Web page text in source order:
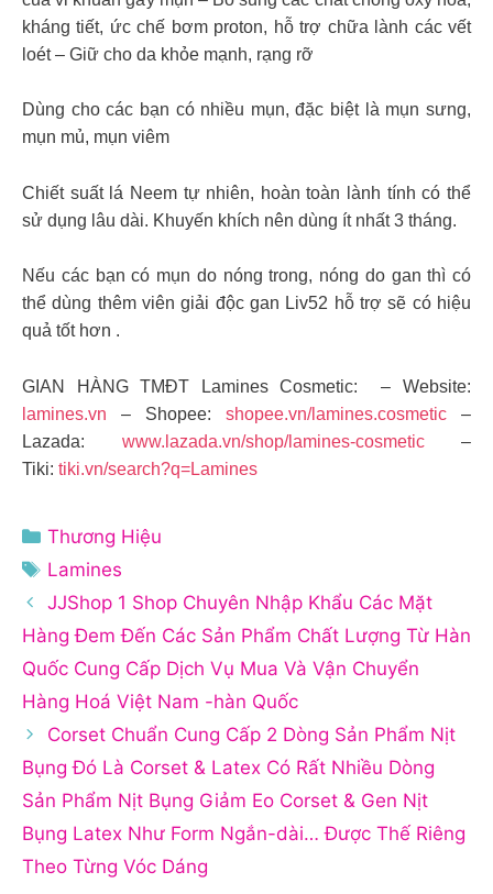
kháng tiết, ức chế bơm proton, hỗ trợ chữa lành các vết
loét – Giữ cho da khỏe mạnh, rạng rỡ
Dùng cho các bạn có nhiều mụn, đặc biệt là mụn sưng,
mụn mủ, mụn viêm
Chiết suất lá Neem tự nhiên, hoàn toàn lành tính có thể
sử dụng lâu dài. Khuyến khích nên dùng ít nhất 3 tháng.
Nếu các bạn có mụn do nóng trong, nóng do gan thì có
thể dùng thêm viên giải độc gan Liv52 hỗ trợ sẽ có hiệu
quả tốt hơn .
GIAN HÀNG TMĐT Lamines Cosmetic: – Website:
lamines.vn – Shopee: shopee.vn/lamines.cosmetic –
Lazada: www.lazada.vn/shop/lamines-cosmetic–
Tiki: tiki.vn/search?q=Lamines
Danh
mục
Thương Hiệu
Thẻ
Lamines
JJShop 1 Shop Chuyên Nhập Khẩu Các Mặt
Hàng Đem Đến Các Sản Phẩm Chất Lượng Từ Hàn
Quốc Cung Cấp Dịch Vụ Mua Và Vận Chuyển
Hàng Hoá Việt Nam -hàn Quốc
Corset Chuẩn Cung Cấp 2 Dòng Sản Phẩm Nịt
Bụng Đó Là Corset & Latex Có Rất Nhiều Dòng
Sản Phẩm Nịt Bụng Giảm Eo Corset & Gen Nịt
Bụng Latex Như Form Ngắn-dài… Được Thế Riêng
Theo Từng Vóc Dáng